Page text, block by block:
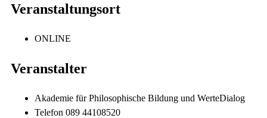
Veranstaltungsort
ONLINE
Veranstalter
Akademie für Philosophische Bildung und WerteDialog
Telefon 089 44108520